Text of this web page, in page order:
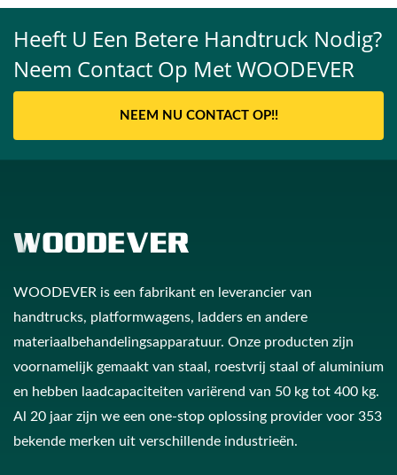
Heeft U Een Betere Handtruck Nodig?
Neem Contact Op Met WOODEVER
NEEM NU CONTACT OP!!
WOODEVER is een fabrikant en leverancier van
handtrucks, platformwagens, ladders en andere
materiaalbehandelingsapparatuur. Onze producten zijn
voornamelijk gemaakt van staal, roestvrij staal of aluminium
en hebben laadcapaciteiten variërend van 50 kg tot 400 kg.
Al 20 jaar zijn we een one-stop oplossing provider voor 353
bekende merken uit verschillende industrieën.